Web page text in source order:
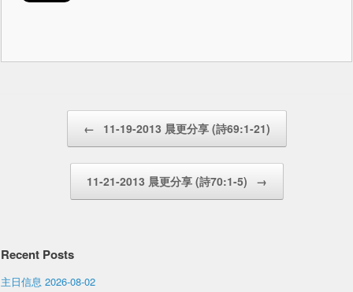
← 11-19-2013 晨更分享 (詩69:1-21)
11-21-2013 晨更分享 (詩70:1-5) →
Recent Posts
主日信息 2026-08-02